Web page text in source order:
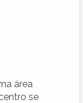
área
se